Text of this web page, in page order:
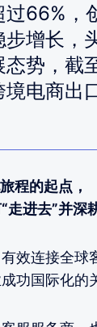
66%，
增长，
态势，截
电商出
程的起点，
走进去”并深
效连接全球
功国际化的